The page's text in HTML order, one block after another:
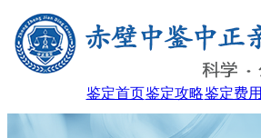
鉴定首页鉴定攻略鉴定费用